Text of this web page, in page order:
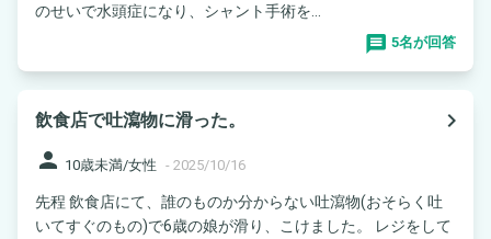
のせいで水頭症になり、シャント手術を...
5名が回答
飲食店で吐瀉物に滑った。
navigate_next
person 10歳未満/女性 - 2025/10/16
先程 飲食店にて、誰のものか分からない吐瀉物(おそらく吐
いてすぐのもの)で6歳の娘が滑り、こけました。 レジをして